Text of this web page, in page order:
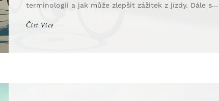
terminologii a jak může zlepšit zážitek z jízdy. Dále se
Číst Více